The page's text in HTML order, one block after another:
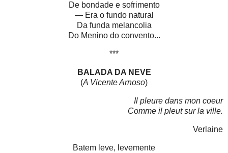
De bondade e sofrimento
— Era o fundo natural
Da funda melancolia
Do Menino do convento...
***
BALADA DA NEVE
(A Vicente Arnoso)
Il pleure dans mon coeur
Comme il pleut sur la ville.
Verlaine
Batem leve, levemente